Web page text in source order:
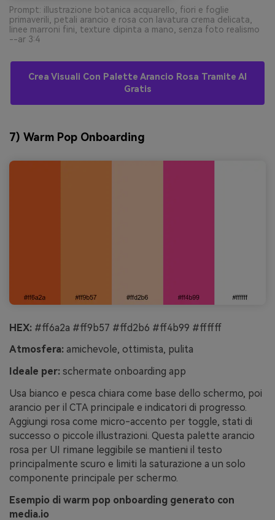
Prompt: illustrazione botanica acquarello, fiori e foglie
primaverili, petali arancio e rosa con lavatura crema delicata,
linee marroni fini, texture dipinta a mano, senza foto realismo
--ar 3:4
Crea Visuali Con Palette Arancio Rosa Tramite AI
Gratis
7) Warm Pop Onboarding
HEX: #ff6a2a #ff9b57 #ffd2b6 #ff4b99 #ffffff
Atmosfera: amichevole, ottimista, pulita
Ideale per: schermate onboarding app
Usa bianco e pesca chiara come base dello schermo, poi
arancio per il CTA principale e indicatori di progresso.
Aggiungi rosa come micro-accento per toggle, stati di
successo o piccole illustrazioni. Questa palette arancio
rosa per UI rimane leggibile se mantieni il testo
principalmente scuro e limiti la saturazione a un solo
componente principale per schermo.
Esempio di warm pop onboarding generato con
media.io